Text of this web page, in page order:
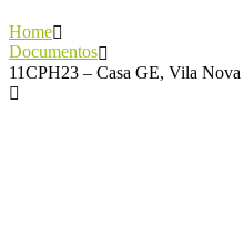
Home
Documentos
11CPH23 – Casa GE, Vila